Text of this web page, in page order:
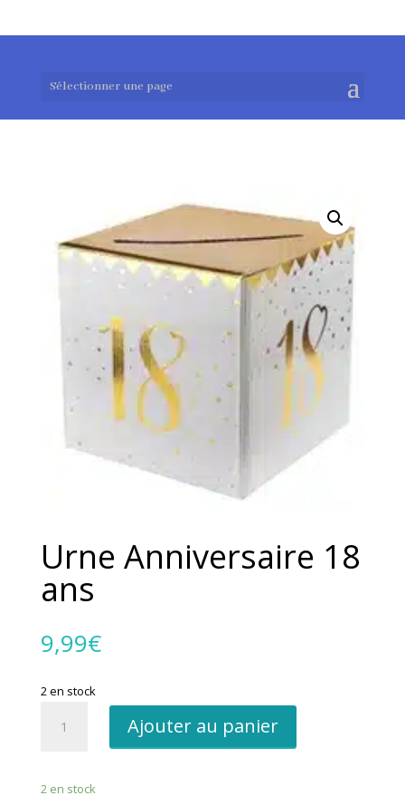
Sélectionner une page
Urne Anniversaire 18
ans
9,99€
2 en stock
18
Ajouter au panier
2 en stock